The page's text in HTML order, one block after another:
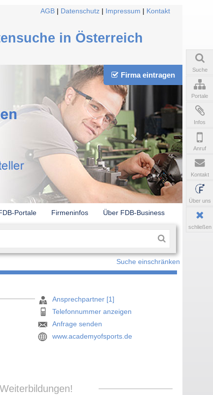
AGB Datenschutz Impressum Kontakt
in Österreich
Firma eintragen
Portale Firmeninfos Über FDB-Business
Suche einschränken
Ansprechpartner [1]
Telefonnummer anzeigen
Anfrage senden
www.academyofsports.de
Suche
Portale
Infos
Anruf
Kontakt
Über uns
schließen